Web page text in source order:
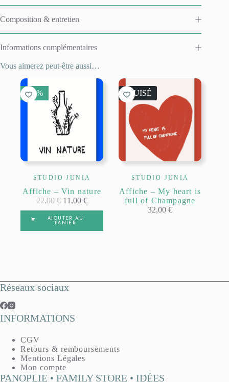
Composition & entretien
Informations complémentaires
Vous aimerez peut-être aussi…
50 %
STUDIO JUNIA
Affiche – Vin nature
22,00€ 11,00€
AJOUTER AU
PANIER
ÉPUISÉ
STUDIO JUNIA
Affiche – My heart is
full of Champagne
32,00€
Réseaux sociaux
INFORMATIONS
CGV
Retours & remboursements
Mentions Légales
Mon compte
PANOPLIE • FAMILY STORE • IDÉES